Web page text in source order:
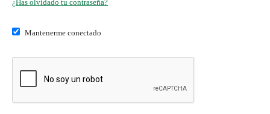
¿Has olvidado tu contraseña?
Mantenerme conectado